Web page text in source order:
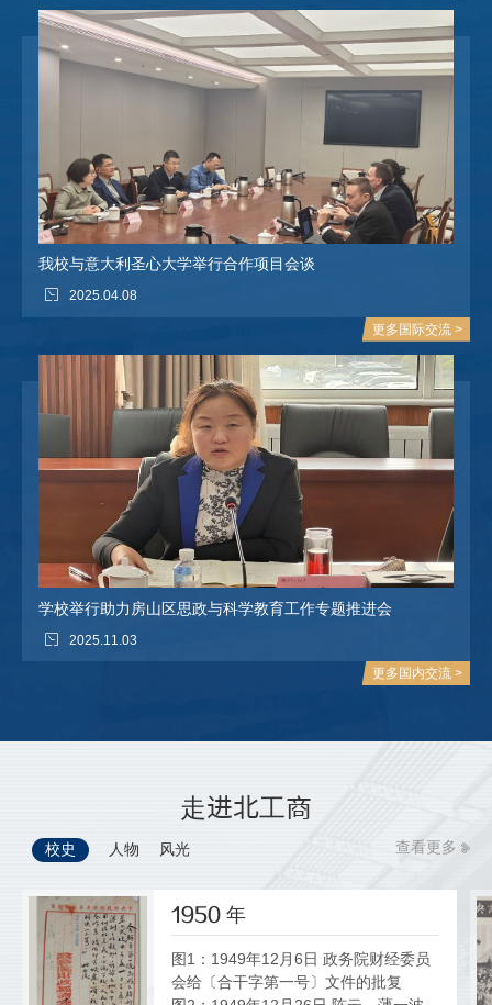
我校与意大利圣心大学举行合作项目会谈
2025.04.08
更多国际交流 >
学校举行助力房山区思政与科学教育工作专题推进会
2025.11.03
更多国内交流 >
走进北工商
查看更多
校史 人物 风光
1950 年
图1：1949年12月6日 政务院财经委员
会给〔合干字第一号〕文件的批复